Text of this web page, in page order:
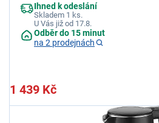
Ihned k odeslání
Skladem 1 ks.
U Vás již od 17.8.
Odběr do 15 minut
na 2 prodejnách
1 439 Kč